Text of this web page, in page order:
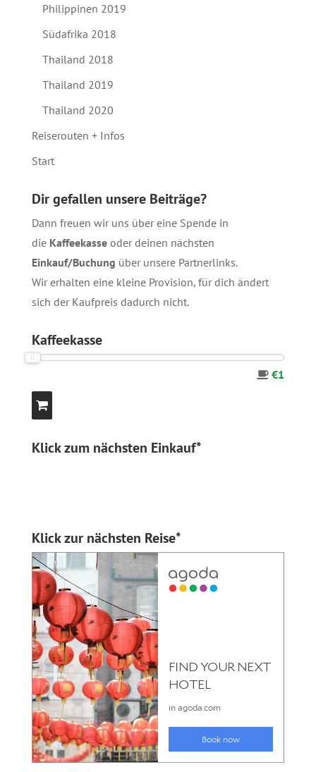
Philippinen 2019
Südafrika 2018
Thailand 2018
Thailand 2019
Thailand 2020
Reiserouten + Infos
Start
Dir gefallen unsere Beiträge?
Dann freuen wir uns über eine Spende in
die Kaffeekasseoder deinen nächsten
Einkauf/Buchung über unsere Partnerlinks.
Wir erhalten eine kleine Provision, für dich ändert
sich der Kaufpreis dadurch nicht.
Kaffeekasse
€1
Klick zum nächsten Einkauf*
Klick zur nächsten Reise*